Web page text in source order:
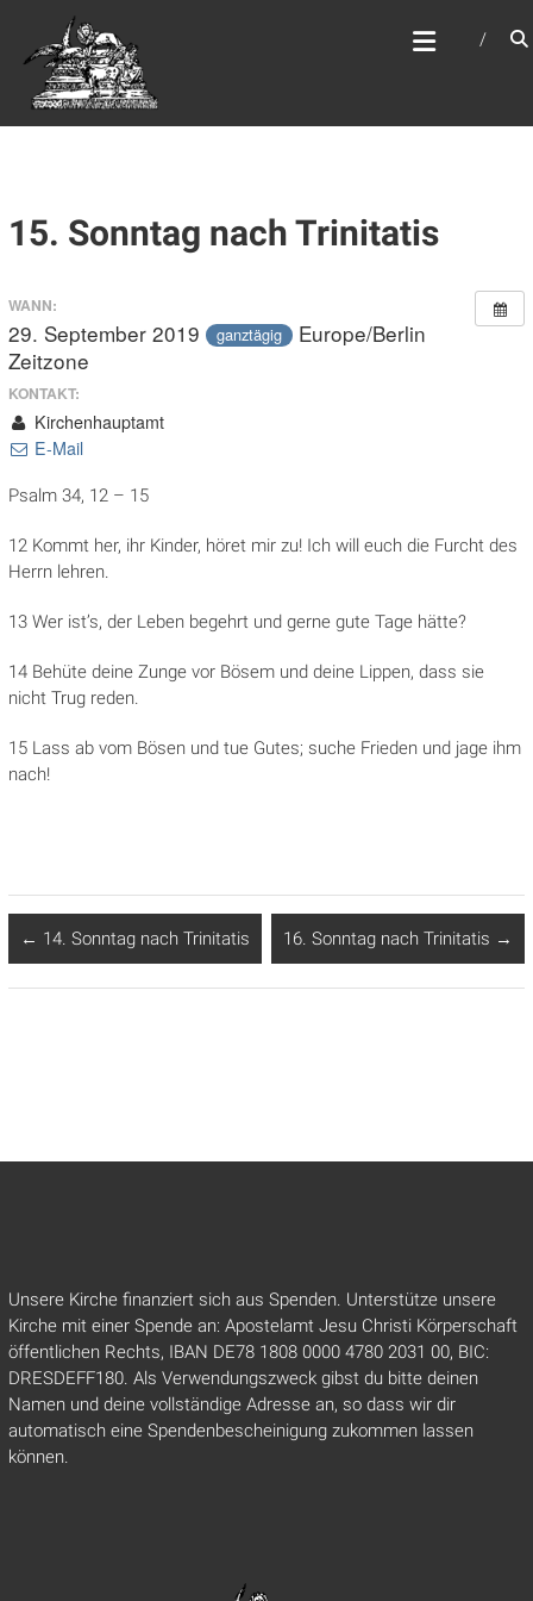
springen
WEBSITE DES
APOSTELAMTES JESU
CHRISTI KÖR
15. Sonntag nach Trinitatis
WANN:
29. September 2019 ganztägig
Europe/Berlin
Zeitzone
KONTAKT:
Kirchenhauptamt
E-Mail
Psalm 34, 12 – 15
12 Kommt her, ihr Kinder, höret mir zu! Ich will euch die Furcht des
Herrn lehren.
13 Wer ist’s, der Leben begehrt und gerne gute Tage hätte?
14 Behüte deine Zunge vor Bösem und deine Lippen, dass sie
nicht Trug reden.
15 Lass ab vom Bösen und tue Gutes; suche Frieden und jage ihm
nach!
← 14. Sonntag nach Trinitatis 16. Sonntag nach Trinitatis →
Unsere Kirche finanziert sich aus Spenden. Unterstütze unsere
Kirche mit einer Spende an: Apostelamt Jesu Christi Körperschaft
öffentlichen Rechts, IBAN DE78 1808 0000 4780 2031 00, BIC:
DRESDEFF180. Als Verwendungszweck gibst du bitte deinen
Namen und deine vollständige Adresse an, so dass wir dir
automatisch eine Spendenbescheinigung zukommen lassen
können.